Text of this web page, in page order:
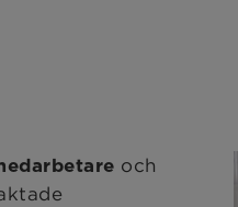
och